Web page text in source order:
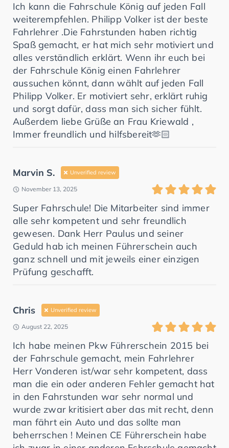
Ich kann die Fahrschule König auf jeden Fall
weiterempfehlen. Philipp Volker ist der beste
Fahrlehrer .Die Fahrstunden haben richtig
Spaß gemacht, er hat mich sehr motiviert und
alles verständlich erklärt. Wenn ihr euch bei
der Fahrschule König einen Fahrlehrer
aussuchen könnt, dann wählt auf jeden Fall
Philipp Volker. Er motiviert sehr, erklärt ruhig
und sorgt dafür, dass man sich sicher fühlt.
Außerdem liebe Grüße an Frau Kriewald ,
Immer freundlich und hilfsbereit🫶🏻
Marvin S. Unverified review
November 13, 2025
Super Fahrschule! Die Mitarbeiter sind immer
alle sehr kompetent und sehr freundlich
gewesen. Dank Herr Paulus und seiner
Geduld hab ich meinen Führerschein auch
ganz schnell und mit jeweils einer einzigen
Prüfung geschafft.
Chris Unverified review
August 22, 2025
Ich habe meinen Pkw Führerschein 2015 bei
der Fahrschule gemacht, mein Fahrlehrer
Herr Vonderen ist/war sehr kompetent, dass
man die ein oder anderen Fehler gemacht hat
in den Fahrstunden war sehr normal und
wurde zwar kritisiert aber das mit recht, denn
man fährt ein Auto und das sollte man
beherrschen ! Meinen CE Führerschein habe